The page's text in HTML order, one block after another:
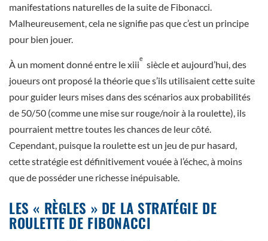
manifestations naturelles de la suite de Fibonacci.
Malheureusement, cela ne signifie pas que c’est un principe
pour bien jouer.
À un moment donné entre le xiii
e
siècle et aujourd’hui, des
joueurs ont proposé la théorie que s’ils utilisaient cette suite
pour guider leurs mises dans des scénarios aux probabilités
de 50/50 (comme une mise sur rouge/noir à la roulette), ils
pourraient mettre toutes les chances de leur côté.
Cependant, puisque la roulette est un jeu de pur hasard,
cette stratégie est définitivement vouée à l’échec, à moins
que de posséder une richesse inépuisable.
LES « RÈGLES » DE LA STRATÉGIE DE
ROULETTE DE FIBONACCI